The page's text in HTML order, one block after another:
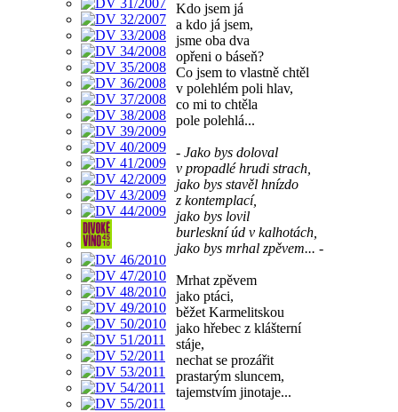
Kdo jsem já
a kdo já jsem,
jsme oba dva
opřeni o báseň?
Co jsem to vlastně chtěl
v polehlém poli hlav,
co mi to chtěla
pole polehlá...
- Jako bys doloval
v propadlé hrudi strach,
jako bys stavěl hnízdo
z kontemplací,
jako bys lovil
burleskní úd v kalhotách,
jako bys mrhal zpěvem... -
Mrhat zpěvem
jako ptáci,
běžet Karmelitskou
jako hřebec z klášterní
stáje,
nechat se prozářit
prastarým sluncem,
tajemstvím jinotaje...